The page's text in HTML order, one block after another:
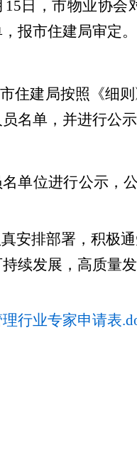
15日，市物业协
报市住建局审定。
住建局按照《细
名单，并进行公
单位进行公示，
安排部署，积极
续发展，高质量
行业专家申请表